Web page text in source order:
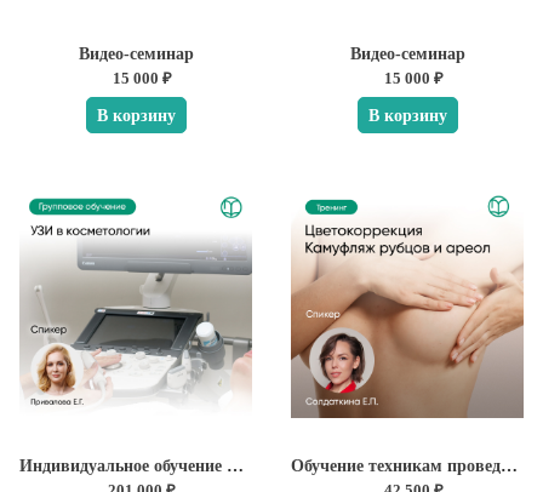
Видео-семинар
15 000 ₽
В корзину
Видео-семинар
15 000 ₽
В корзину
Индивидуальное обучение по УЗИ в косметологии
Обучение техникам проведения цветокоррекции, камуфляжу рубцов и ареол